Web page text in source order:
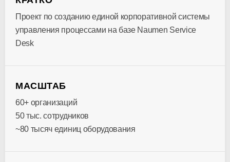
Проект по созданию единой корпоративной системы
управления процессами на базе Naumen Service
Desk
МАСШТАБ
60+ организаций
50 тыс. сотрудников
~80 тысяч единиц оборудования